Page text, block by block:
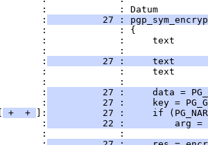
:             : Datum
:
27 :
:             : {
:             :     text
:             :
:
27 :     text
:             :     text
:             :
:
27 :     data =
:
27 :     key =
+ + ]:
27 :     if
:
22 :         arg =
:             :